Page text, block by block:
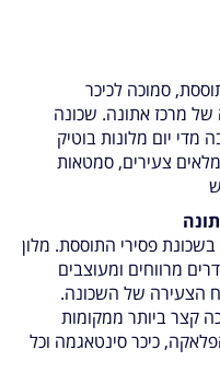
סמוכה לכיכר
של מרכז אתונה. שכונה
יום מלונות בוטיק
צעירים, סמטאות
פסירי התוססת. מלון
מרווחים ומעוצבים
הצעירה של השכונה.
קצר ביותר ממקומות
כיכר סינטאגמה וכל